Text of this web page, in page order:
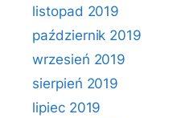
listopad 2019
październik 2019
wrzesień 2019
sierpień 2019
lipiec 2019